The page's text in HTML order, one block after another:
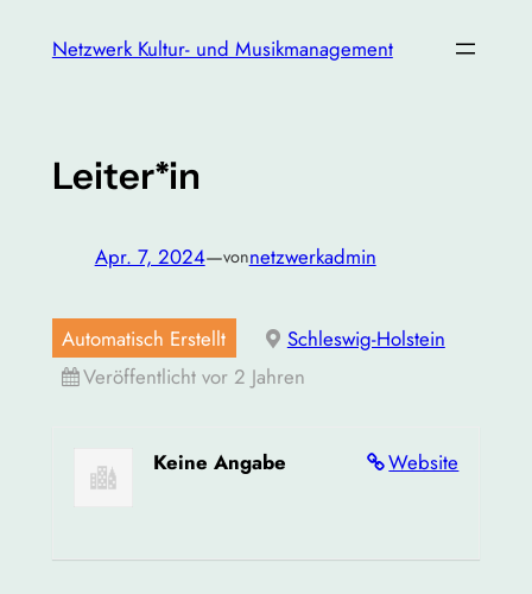
InhaltNetzwerk Kultur- und Musikmanagement
Leiter*in
Apr. 7, 2024—vonnetzwerkadmin
Automatisch Erstellt
Schleswig-Holstein
Veröffentlicht vor 2 Jahren
Website
Keine Angabe